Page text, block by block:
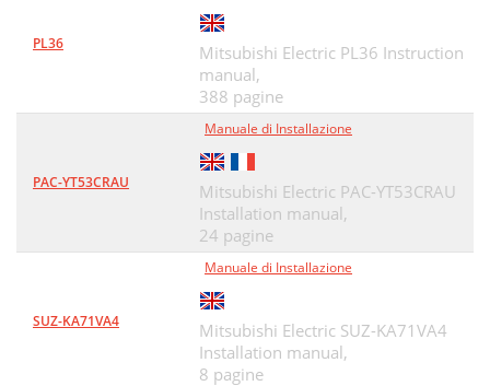
PL36
Mitsubishi Electric PL36 Instruction
manual,
388 pagine
PAC-YT53CRAU
Manuale di Installazione
Mitsubishi Electric PAC-YT53CRAU
Installation manual,
24 pagine
SUZ-KA71VA4
Manuale di Installazione
Mitsubishi Electric SUZ-KA71VA4
Installation manual,
8 pagine